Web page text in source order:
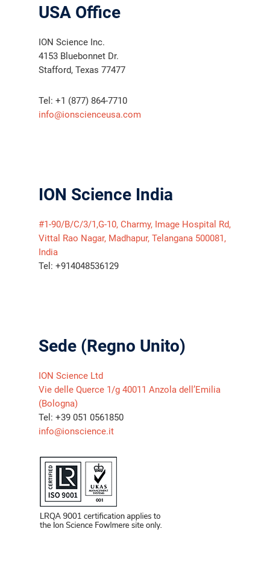
USA Office
ION Science Inc.
4153 Bluebonnet Dr.
Stafford, Texas 77477
Tel: +1 (877) 864-7710
info@ionscienceusa.com
ION Science India
#1-90/B/C/3/1,G-10, Charmy, Image Hospital Rd,
Vittal Rao Nagar, Madhapur, Telangana 500081,
India
Tel: +914048536129
Sede (Regno Unito)
ION Science Ltd
Vie delle Querce 1/g 40011 Anzola dell’Emilia
(Bologna)
Tel: +39 051 0561850
info@ionscience.it